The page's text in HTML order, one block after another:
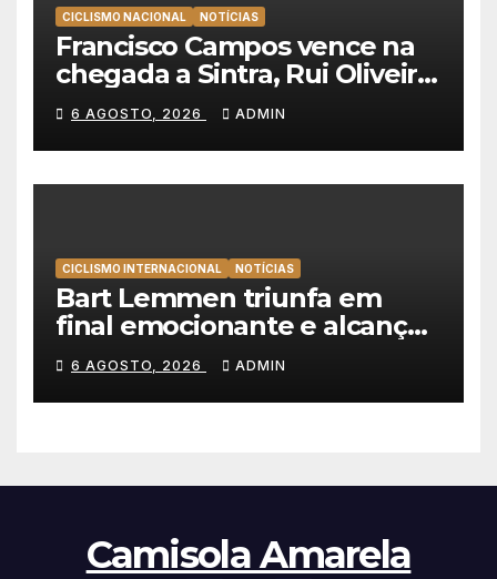
CICLISMO NACIONAL NOTÍCIAS
Francisco Campos vence na
chegada a Sintra, Rui Oliveira
veste de amarelo na Volta a
Portugal
6 AGOSTO, 2026 ADMIN
CICLISMO INTERNACIONAL NOTÍCIAS
Bart Lemmen triunfa em
final emocionante e alcança
a primeira vitória da carreira
na Volta à Polónia
6 AGOSTO, 2026 ADMIN
Camisola Amarela